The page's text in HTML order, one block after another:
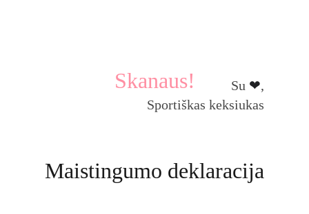
Su ❤,
Sportiškas keksiukas
Skanaus!
Maistingumo deklaracija